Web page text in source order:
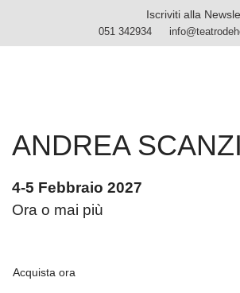
Iscriviti alla
051 342934
ANDREA SCANZI
4-5 Febbraio 2027
Ora o mai più
Acquista ora